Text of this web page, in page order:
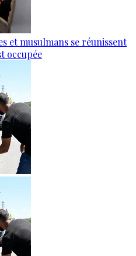
et musulmans se réunissent
occupée